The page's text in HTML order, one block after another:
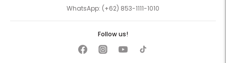
WhatsApp: (+62) 853-1111-1010
Follow us!